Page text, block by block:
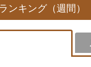
ンキング（週間）